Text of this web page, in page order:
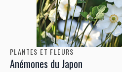
PLANTES ET FLEURS
Anémones du Japon